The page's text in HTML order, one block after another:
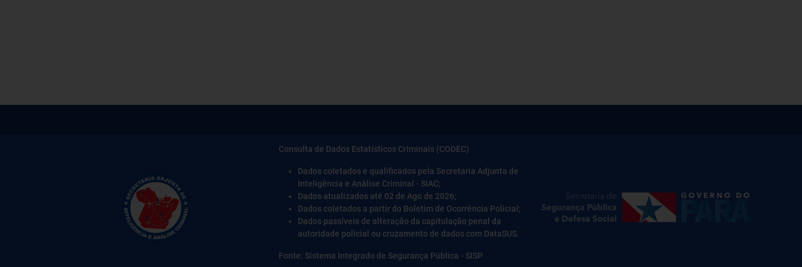
Consulta de Dados Estatísticos Criminais (CODEC)
Dados coletados e qualificados pela Secretaria Adjunta de
Inteligência e Análise Criminal - SIAC;
Dados atualizados até 02 de Ago de 2026;
Dados coletados a partir do Boletim de Ocorrência Policial;
Dados passíveis de alteração da capitulação penal da
autoridade policial ou cruzamento de dados com DataSUS.
Fonte: Sistema Integrado de Segurança Pública - SISP